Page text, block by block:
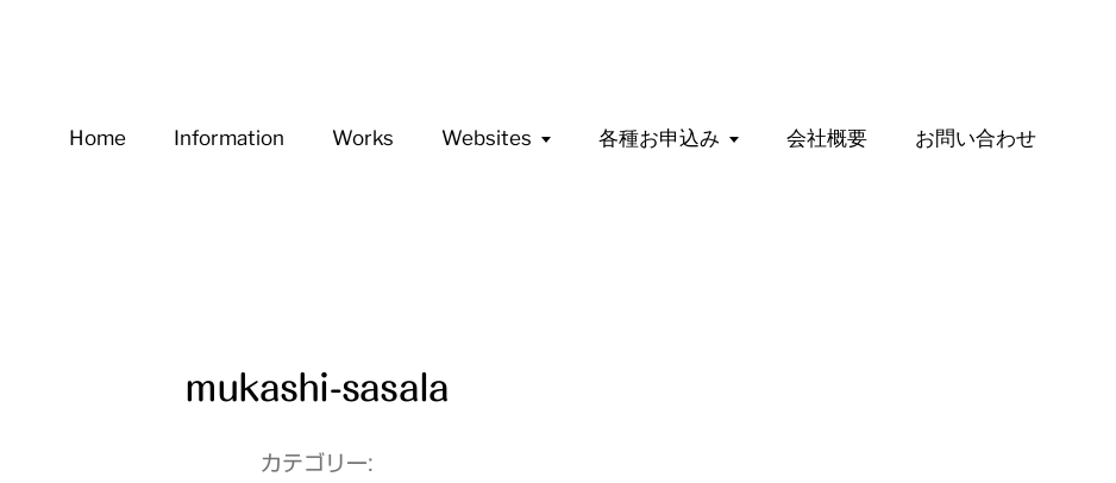
Home Information Works Websites 各種お申込み 会社概要 お問い合わせ
mukashi-sasala
カテゴリー: